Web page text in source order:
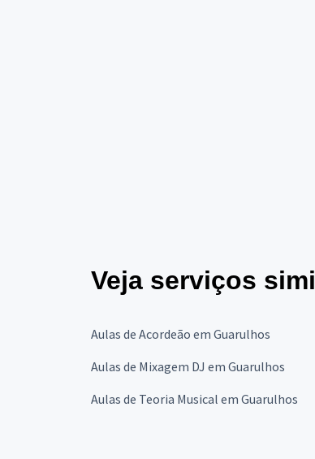
Veja serviços
Aulas de Acordeão em Guarulhos
Aulas de Mixagem DJ em Guarulhos
Aulas de Teoria Musical em Guarulhos